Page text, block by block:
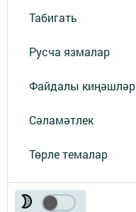
Табигать
Русча язмалар
Файдалы киңәшләр
Сәламәтлек
Төрле темалар